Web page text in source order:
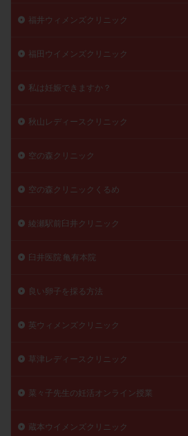
福井ウィメンズクリニック
福田ウイメンズクリニック
私は妊娠できますか？
秋山レディースクリニック
空の森クリニック
空の森クリニックくるめ
綾瀬駅前臼井クリニック
臼井医院 亀有本院
良い卵子を採る方法
英ウィメンズクリニック
草津レディースクリニック
菜々子先生の妊活オンライン授業
蔵本ウイメンズクリニック